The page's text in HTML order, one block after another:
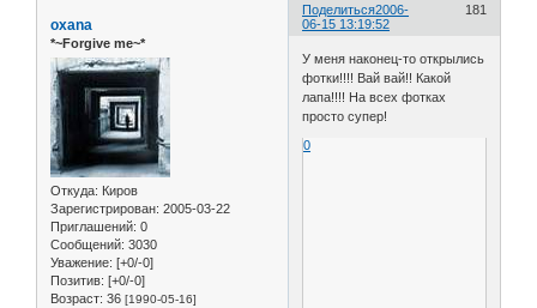
Поделиться 181
2006-
06-15 13:19:52
oxana
*~Forgive me~*
Откуда: Киров
Зарегистрирован: 2005-03-22
Приглашений: 0
Сообщений: 3030
Уважение: [+0/-0]
Позитив: [+0/-0]
Возраст: 36 [1990-05-16]
У меня наконец-то открылись
фотки!!!! Вай вай!! Какой
лапа!!!! На всех фотках
просто супер!
0